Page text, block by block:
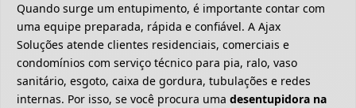
Quando surge um entupimento, é importante contar com
uma equipe preparada, rápida e confiável. A Ajax
Soluções atende clientes residenciais, comerciais e
condomínios com serviço técnico para pia, ralo, vaso
sanitário, esgoto, caixa de gordura, tubulações e redes
internas. Por isso, se você procura uma desentupidora na